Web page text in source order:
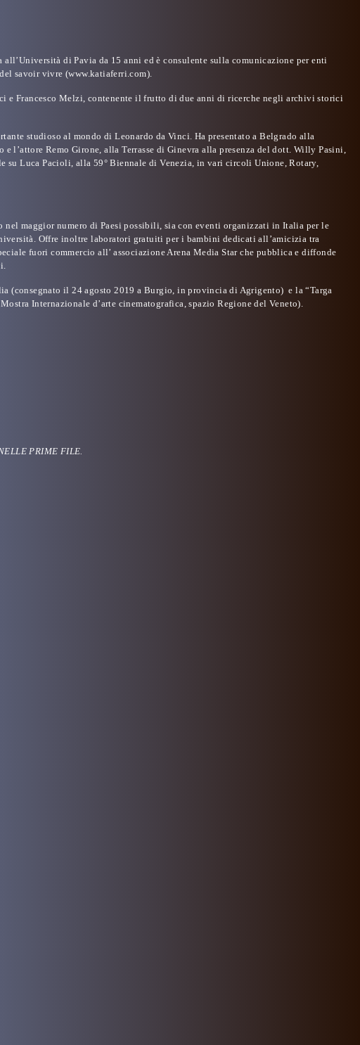
di Pavia da 15 anni ed è consulente sulla comunicazione per enti
savoir vivre (www.katiaferri.com).
e Francesco Melzi, contenente il frutto di due anni di ricerche negli archivi storici
studioso al mondo di Leonardo da Vinci. Ha presentato a Belgrado alla
l’attore Remo Girone, alla Terrasse di Ginevra alla presenza del dott. Willy Pasini,
su Luca Pacioli, alla 59° Biennale di Venezia, in vari circoli Unione, Rotary,
maggior numero di Paesi possibili, sia con eventi organizzati in Italia per le
Offre inoltre laboratori gratuiti per i bambini dedicati all’amicizia tra
fuori commercio all’ associazione Arena Media Star che pubblica e diffonde
a (consegnato il 24 agosto 2019 a Burgio, in provincia di Agrigento) e la“Targa
Internazionale d’arte cinematografica, spazio Regione del Veneto).
PRIME FILE.